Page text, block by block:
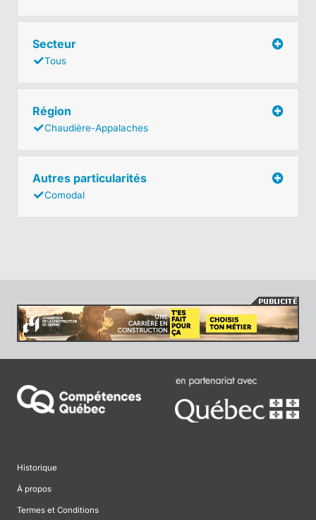
Secteur
Tous
Région
Chaudière-Appalaches
Autres particularités
Comodal
Historique
À propos
Termes et Conditions